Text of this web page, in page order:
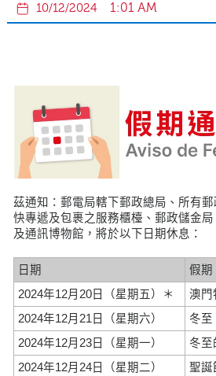
10/12/2024 1:01 AM
茲通知：郵電局轄下郵政總局、所有
快專遞及包裹之服務櫃檯、郵政儲金
及通訊博物館，將於以下日期休息：
日期
假期
2024年12月20日（星期五）＊
澳門
2024年12月21日（星期六）
冬至
2024年12月23日（星期一）
冬至
2024年12月24日（星期二）
聖誕